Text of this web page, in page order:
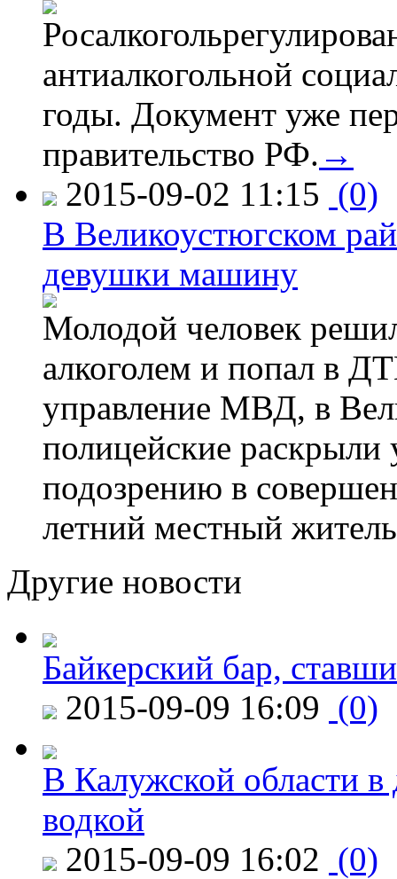
антиалкогольной
годы. Документ уже
правительство РФ. →
2015-09-02 11:15 (0)
В Великоустюгском
девушки машину
Молодой человек
алкоголем и попал в
управление МВД, в
полицейские
подозрению в
летний местный
Другие новости
Байкерский бар,
2015-09-09 16:09 (0)
В Калужской области в
водкой
2015-09-09 16:02 (0)